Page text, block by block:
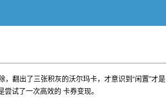
翻出了三张积灰的沃尔玛卡，才意识到“闲置”才是
试了一次高效的 卡券变现。